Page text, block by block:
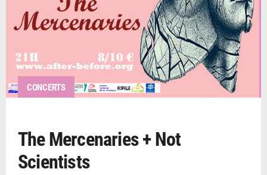
CONCERTS
The Mercenaries + Not
Scientists